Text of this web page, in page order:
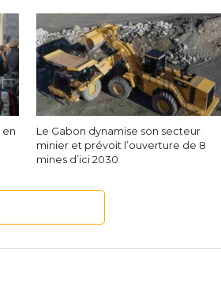
en
Le Gabon dynamise son secteur
minier et prévoit l’ouverture de 8
mines d’ici 2030